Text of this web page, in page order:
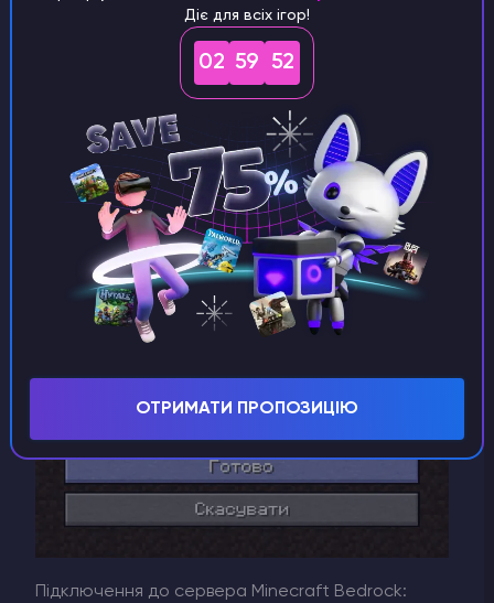
автоматично додасться до переліку серверів і
Ви зможете зайти, двічі натиснувши на нього у
Підключення до сервера Minecraft Bedrock:
Діє для всіх ігор!
02 59 51
ОТРИМАТИ ПРОПОЗИЦІЮ